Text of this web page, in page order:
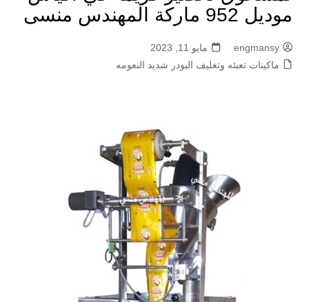
موديل 952 ماركة المهندس منسى
engmansy
مايو 11, 2023
ماكينات تعبئه وتغليف البودر شديد النعومه